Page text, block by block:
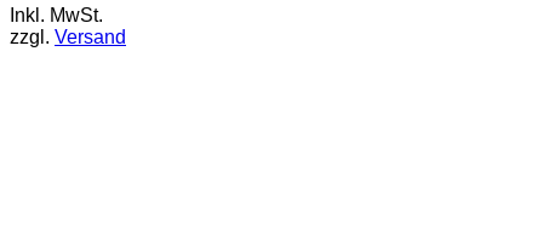
Inkl. MwSt.
zzgl. Versand